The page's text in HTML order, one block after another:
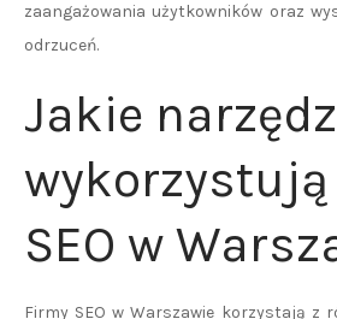
zaangażowania użytkowników oraz
odrzuceń.
Jakie
SEO w
Firmy SEO w Warszawie korzystają z